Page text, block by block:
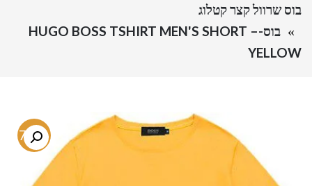
בוס שרוול קצר קטלוג
בוס-HUGO BOSS TSHIRT MEN'S SHORT –
YELLOW
-75%